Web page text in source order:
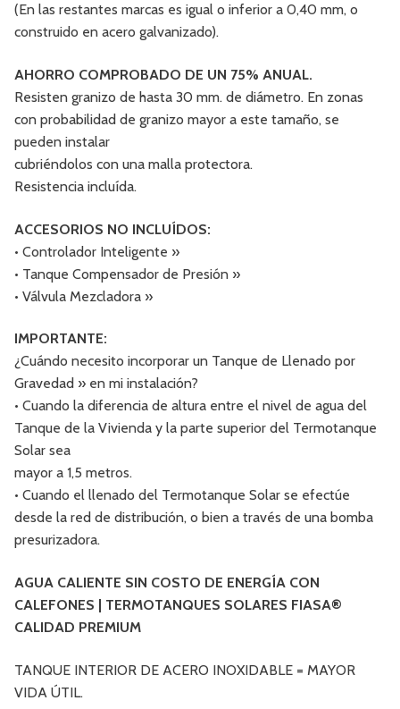
(En las restantes marcas es igual o inferior a 0,40 mm, o
construido en acero galvanizado).
AHORRO COMPROBADO DE UN 75% ANUAL.
Resisten granizo de hasta 30 mm. de diámetro. En zonas
con probabilidad de granizo mayor a este tamaño, se
pueden instalar
cubriéndolos con una malla protectora.
Resistencia incluída.
ACCESORIOS NO INCLUÍDOS:
• Controlador Inteligente »
• Tanque Compensador de Presión »
• Válvula Mezcladora »
IMPORTANTE:
¿Cuándo necesito incorporar un Tanque de Llenado por
Gravedad » en mi instalación?
• Cuando la diferencia de altura entre el nivel de agua del
Tanque de la Vivienda y la parte superior del Termotanque
Solar sea
mayor a 1,5 metros.
• Cuando el llenado del Termotanque Solar se efectúe
desde la red de distribución, o bien a través de una bomba
presurizadora.
AGUA CALIENTE SIN COSTO DE ENERGÍA CON
CALEFONES | TERMOTANQUES SOLARES FIASA®
CALIDAD PREMIUM
TANQUE INTERIOR DE ACERO INOXIDABLE = MAYOR
VIDA ÚTIL.